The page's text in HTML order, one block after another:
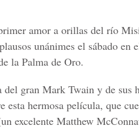
amor a orillas del río
unánimes el sábado en
la Palma de Oro.
del gran Mark Twain y de sus
esta hermosa película, que
excelente Matthew